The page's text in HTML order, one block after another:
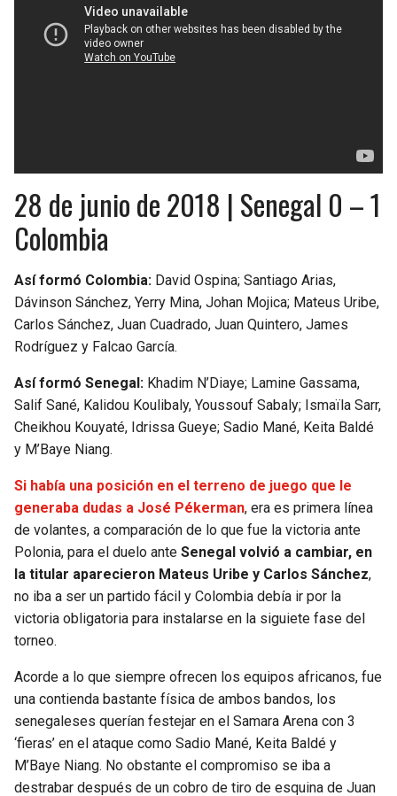
28 de junio de 2018 | Senegal 0 – 1
Colombia
Así formó Colombia: David Ospina; Santiago Arias,
Dávinson Sánchez, Yerry Mina, Johan Mojica; Mateus Uribe,
Carlos Sánchez, Juan Cuadrado, Juan Quintero, James
Rodríguez y Falcao García.
Así formó Senegal: Khadim N’Diaye; Lamine Gassama,
Salif Sané, Kalidou Koulibaly, Youssouf Sabaly; Ismaïla Sarr,
Cheikhou Kouyaté, Idrissa Gueye; Sadio Mané, Keita Baldé
y M’Baye Niang.
Si había una posición en el terreno de juego que le
generaba dudas a José Pékerman, era es primera línea
de volantes, a comparación de lo que fue la victoria ante
Polonia, para el duelo ante Senegal volvió a cambiar, en
la titular aparecieron Mateus Uribe y Carlos Sánchez,
no iba a ser un partido fácil y Colombia debía ir por la
victoria obligatoria para instalarse en la siguiete fase del
torneo.
Acorde a lo que siempre ofrecen los equipos africanos, fue
una contienda bastante física de ambos bandos, los
senegaleses querían festejar en el Samara Arena con 3
‘fieras’ en el ataque como Sadio Mané, Keita Baldé y
M’Baye Niang. No obstante el compromiso se iba a
destrabar después de un cobro de tiro de esquina de Juan